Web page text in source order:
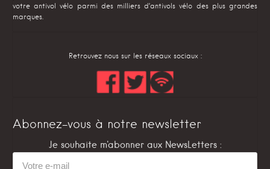
votre antivol vélo parmi des milliers d’antivols vélo des plus grandes
marques.
Retrouvez nous sur les réseaux sociaux :
Abonnez-vous à notre newsletter
Je souhaite m'abonner aux NewsLetters :